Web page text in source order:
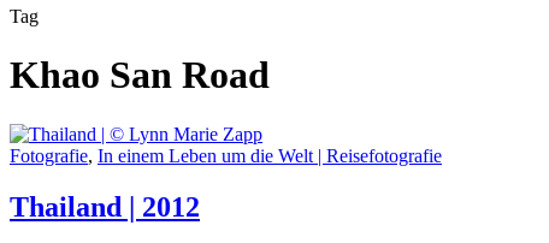
Tag
Khao San Road
Fotografie, In einem Leben um die Welt | Reisefotografie
Thailand | 2012